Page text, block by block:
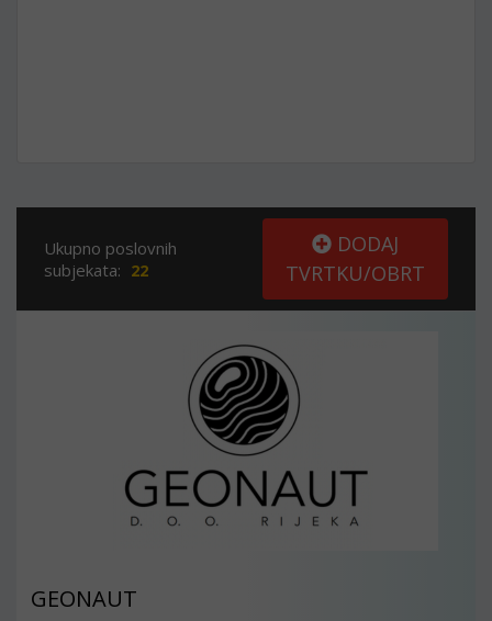
Ukupno poslovnih
subjekata: 22
DODAJ
TVRTKU/OBRT
GEONAUT